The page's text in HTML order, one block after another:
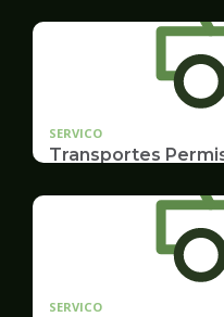
SERVICO
Transportes
Documentação,
SERVICO